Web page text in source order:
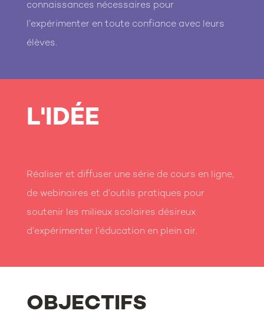
connaissances nécessaires pour
l’expérimenter en toute confiance avec leurs
élèves.
L'IDÉE
Réaliser et diffuser une série de cours en ligne,
de webinaires et d’outils pratiques pour
soutenir les milieux scolaires désireux
d’expérimenter l’éducation en plein air.
OBJECTIFS